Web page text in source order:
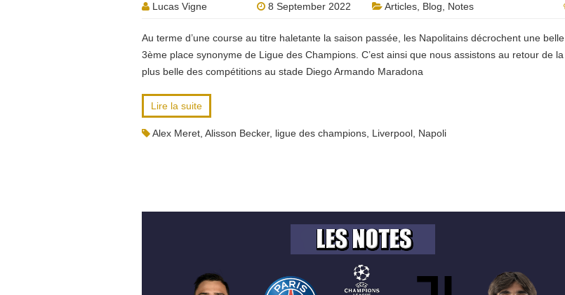
Lucas Vigne 8 September 2022 Articles Blog Notes
Au terme d’une course au titre haletante la saison passée, les Napolitains décrochent une belle
3ème place synonyme de Ligue des Champions. C’est ainsi que nous assistons au retour de la
plus belle des compétitions au stade Diego Armando Maradona
Lire la suite
Alex Meret Alisson Becker, ligue des champions Liverpool Napoli